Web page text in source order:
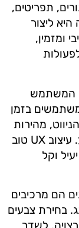
תפריטים,
ליצור
ומזמין,
המשתמש
בזמן
מהירות
הטעינה, נגישות ואופן הצגת המידע. עיצוב UX טוב
וקל
הם מרכיבים
בחירת צבעים
לשדר